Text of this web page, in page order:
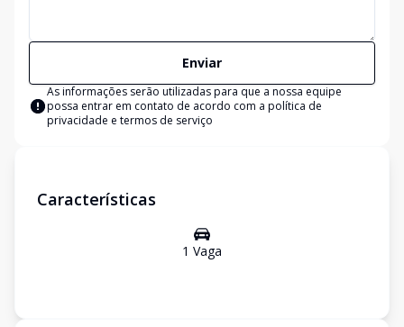
Enviar
As informações serão utilizadas para que a nossa equipe
possa entrar em contato de acordo com a política de
privacidade e termos de serviço
Características
1 Vaga